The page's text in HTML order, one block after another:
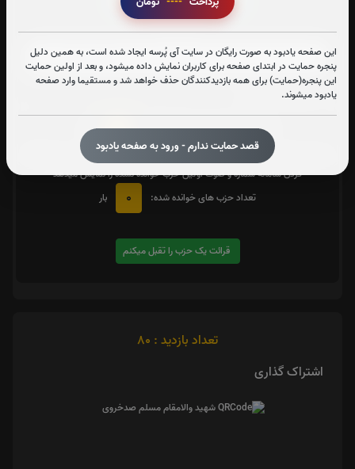
این صفحه یادبود به صورت رایگان در سایت آی پُرسه ایجاد شده است، به همین دلیل
پنجره حمایت در ابتدای صفحه برای کاربران نمایش داده میشود، و بعد از اولین حمایت
این پنجره(حمایت) برای همه بازدیدکنندگان حذف خواهد شد و مستقیما وارد صفحه
یادبود میشوند.
قصد حمایت ندارم - ورود به صفحه یادبود
زیارت شهدا
متن زیارت شهدا
تعداد دفعات ختم کل قرآن: 0 بار
در صورت تمایل با کلیک بر روی دکمه زیر قرائت یک حزبرا تقبل کنید. بعد از کلیک
کردن سامانه شماره و صوت اولین حزب خوانده نشده را نمایش میدهد
تعداد حزب های خوانده شده:
0 بار
قرائت یک حزب را تقبل میکنم
تعداد بازدید : 80
اشتراک گذاری